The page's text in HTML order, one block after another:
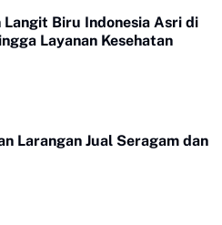
Biru Indonesia Asri di
Layanan Kesehatan
Larangan Jual Seragam dan